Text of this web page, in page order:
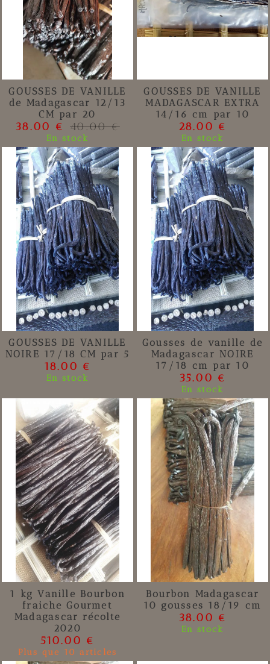
GOUSSES DE VANILLE
de Madagascar 12/13
CM par 20
38.00 € 40.00 €
En stock
GOUSSES DE VANILLE
MADAGASCAR EXTRA
14/16 cm par 10
28.00 €
En stock
GOUSSES DE VANILLE
NOIRE 17/18 CM par 5
18.00 €
En stock
Gousses de vanille de
Madagascar NOIRE
17/18 cm par 10
35.00 €
En stock
1 kg Vanille Bourbon
fraiche Gourmet
Madagascar récolte
2020
510.00 €
Plus que 10 articles
Bourbon Madagascar
10 gousses 18/19 cm
38.00 €
En stock